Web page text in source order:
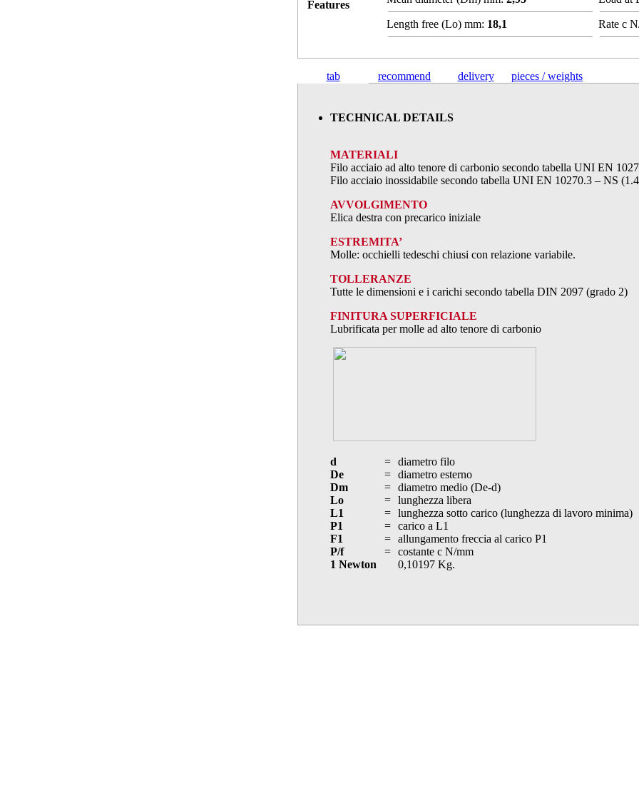
Features
Length free (Lo) mm: 18,1 Rate c
tab recommend delivery pieces / weights
TECHNICAL DETAILS
MATERIALI
Filo acciaio ad alto tenore di carbonio secondo tabella UNI EN
Filo acciaio inossidabile secondo tabella UNI EN 10270.3 – NS
AVVOLGIMENTO
Elica destra con precarico iniziale
ESTREMITA’
Molle: occhielli tedeschi chiusi con relazione variabile.
TOLLERANZE
Tutte le dimensioni e i carichi secondo tabella DIN 2097 (grado 2)
FINITURA SUPERFICIALE
Lubrificata per molle ad alto tenore di carbonio
d =
diametro filo
De
=
diametro esterno
Dm
=
diametro medio (De-d)
Lo
=
lunghezza libera
L1
=
lunghezza sotto carico (lunghezza di lavoro minima)
P1
=
carico a L1
F1
=
allungamento freccia al carico P1
P/f
=
costante c N/mm
1 Newton
0,10197 Kg.